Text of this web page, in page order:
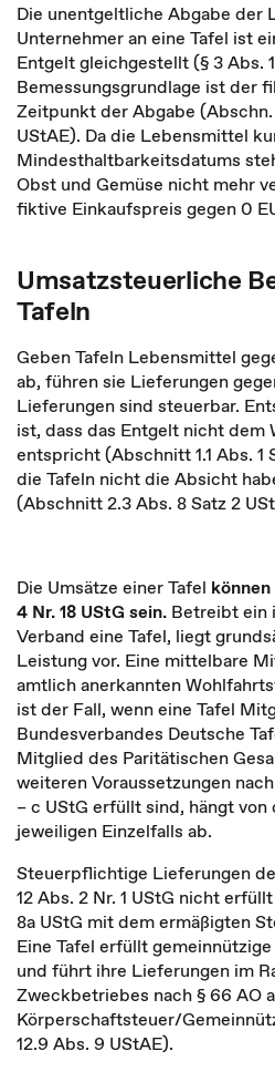
Die unentgeltliche Abgabe der
Unternehmer an eine Tafel ist
Entgelt gleichgestellt (§ 3 Abs.
Bemessungsgrundlage ist der
Zeitpunkt der Abgabe (Abschn.
UStAE). Da die Lebensmittel
Mindesthaltbarkeitsdatums
Obst und Gemüse nicht mehr
fiktive Einkaufspreis gegen 0
Umsatzsteuerliche
Tafeln
Geben Tafeln Lebensmittel
ab, führen sie Lieferungen
Lieferungen sind steuerbar.
ist, dass das Entgelt nicht
entspricht (Abschnitt 1.1 Abs. 1
die Tafeln nicht die Absicht
(Abschnitt 2.3 Abs. 8 Satz 2
Die Umsätze einer Tafel
4 Nr. 18 UStG sein. Betreibt ein
Verband eine Tafel, liegt
Leistung vor. Eine mittelbare
amtlich anerkannten
ist der Fall, wenn eine Tafel
Bundesverbandes Deutsche
Mitglied des Paritätischen
weiteren Voraussetzungen
– c UStG erfüllt sind, hängt von
jeweiligen Einzelfalls ab.
Steuerpflichtige Lieferungen
12 Abs. 2 Nr. 1 UStG nicht
8a UStG mit dem ermäßigten
Eine Tafel erfüllt
und führt ihre Lieferungen im
Zweckbetriebes nach § 66 AO
Körperschaftsteuer/
12.9 Abs. 9 UStAE).